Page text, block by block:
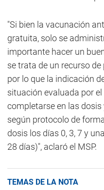
"Si bien la vacunación
gratuita, solo se
importante hacer un
se trata de un recurso
por lo que la indicación
situación evaluada por
completarse en las
según protocolo de
dosis los días 0, 3, 7 y
28 días)", aclaró el MSP.
TEMAS DE LA NOTA